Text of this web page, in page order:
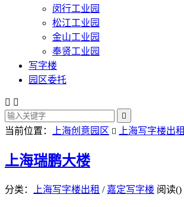
闵行工业园
松江工业园
金山工业园
奉贤工业园
写字楼
园区委托
 

当前位置： 上海创意园区  上海写字楼出租
上海瑞鹏大楼
分类： 上海写字楼出租 / 嘉定写字楼 阅读()